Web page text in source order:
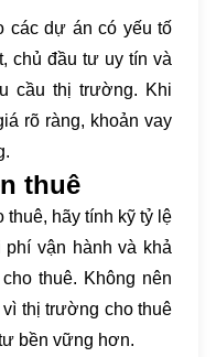
các dự án có yếu tố
chủ đầu tư uy tín và
cầu thị trường. Khi
rõ ràng, khoản vay
thuê
hãy tính kỹ tỷ lệ
phí vận hành và khả
thuê. Không nên
thị trường cho thuê
bền vững hơn.